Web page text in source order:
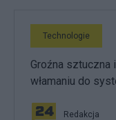
Technologie
Groźna sztuczna
włamaniu do
Redakcja